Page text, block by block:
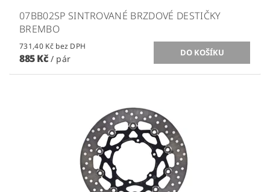
07BB02SP SINTROVANÉ BRZDOVÉ DESTIČKY
BREMBO
731,40 Kč bez DPH
885 Kč / pár